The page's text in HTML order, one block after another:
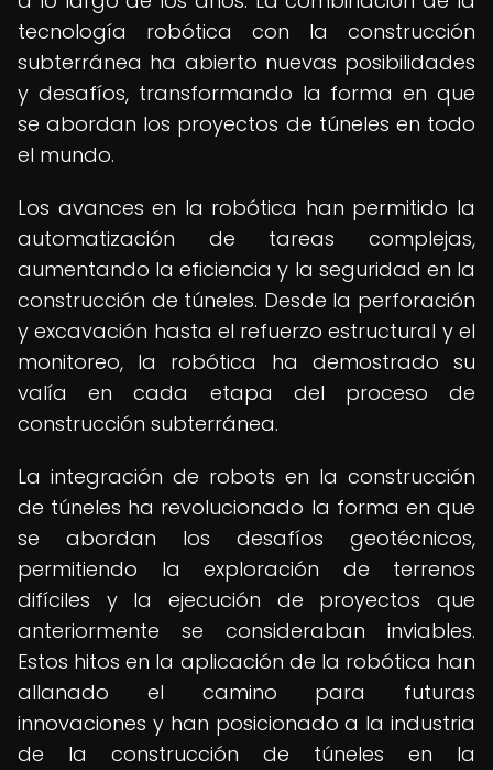
tecnología robótica con la construcción
subterránea ha abierto nuevas posibilidades
y desafíos, transformando la forma en que
se abordan los proyectos de túneles en todo
el mundo.
Los avances en la robótica han permitido la
automatización de tareas complejas,
aumentando la eficiencia y la seguridad en la
construcción de túneles. Desde la perforación
y excavación hasta el refuerzo estructural y el
monitoreo, la robótica ha demostrado su
valía en cada etapa del proceso de
construcción subterránea.
La integración de robots en la construcción
de túneles ha revolucionado la forma en que
se abordan los desafíos geotécnicos,
permitiendo la exploración de terrenos
difíciles y la ejecución de proyectos que
anteriormente se consideraban inviables.
Estos hitos en la aplicación de la robótica han
allanado el camino para futuras
innovaciones y han posicionado a la industria
de la construcción de túneles en la